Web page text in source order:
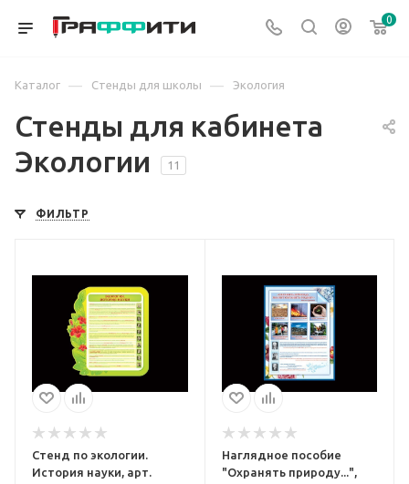
0
Каталог — Стенды для школы — Экология
Стенды для кабинета
Экологии
11
ФИЛЬТР
Стенд по экологии.
История науки, арт.
Наглядное пособие
"Охранять природу...",